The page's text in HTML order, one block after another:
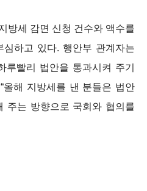
방세 감면 신청 건수와 액수를
하고 있다. 행안부 관계자는
루빨리 법안을 통과시켜 주기
올해 지방세를 낸 분들은 법안
주는 방향으로 국회와 협의를